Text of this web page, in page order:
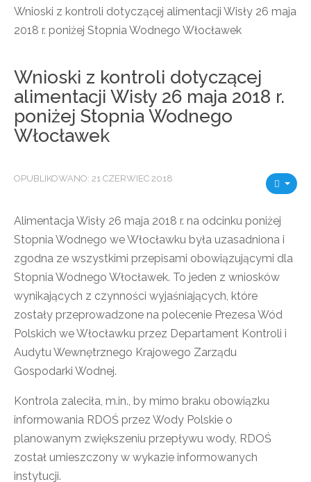
Wnioski z kontroli dotyczącej alimentacji Wisły 26 maja
2018 r. poniżej Stopnia Wodnego Włocławek
Wnioski z kontroli dotyczącej
alimentacji Wisły 26 maja 2018 r.
poniżej Stopnia Wodnego
Włocławek
OPUBLIKOWANO: 21 CZERWIEC 2018
Alimentacja Wisły 26 maja 2018 r. na odcinku poniżej
Stopnia Wodnego we Włocławku była uzasadniona i
zgodna ze wszystkimi przepisami obowiązującymi dla
Stopnia Wodnego Włocławek. To jeden z wniosków
wynikających z czynności wyjaśniających, które
zostały przeprowadzone na polecenie Prezesa Wód
Polskich we Włocławku przez Departament Kontroli i
Audytu Wewnętrznego Krajowego Zarządu
Gospodarki Wodnej.
Kontrola zaleciła, m.in., by mimo braku obowiązku
informowania RDOŚ przez Wody Polskie o
planowanym zwiększeniu przepływu wody, RDOŚ
został umieszczony w wykazie informowanych
instytucji.